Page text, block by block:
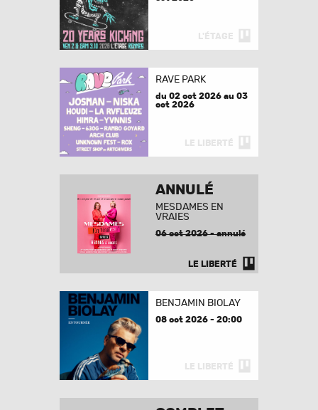
L'ÉTAGE
RAVE PARK
du 02 oct 2026 au 03
oct 2026
LE LIBERTÉ
ANNULÉ
MESDAMES EN
VRAIES
06 oct 2026 - annulé
LE LIBERTÉ
BENJAMIN BIOLAY
08 oct 2026 - 20:00
LE LIBERTÉ